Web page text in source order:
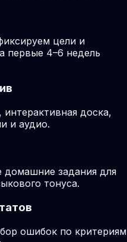
цели и
первые 4–6 недель
доска,
и аудио.
домашние задания для
тонуса.
ошибок по критериям